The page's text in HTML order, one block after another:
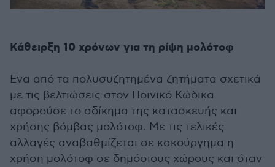
Κάθειρξη 10 χρόνων για τη ρίψη μολότοφ
Ενα από τα πολυσυζητημένα ζητήματα σχετικά
με τις βελτιώσεις στον Ποινικό Κώδικα
αφορούσε το αδίκημα της κατασκευής και
χρήσης βόμβας μολότοφ. Με τις τελικές
αλλαγές αναβαθμίζεται σε κακούργημα η
χρήση μολότοφ σε δημόσιους χώρους και όταν